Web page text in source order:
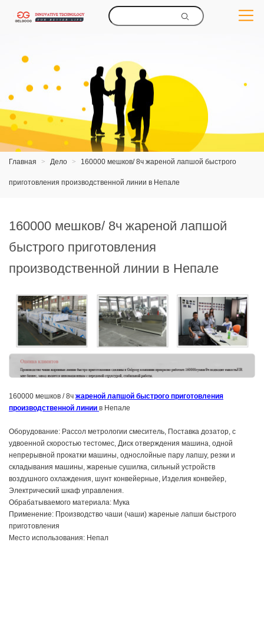
Главная > Дело > 160000 мешков/ 8ч жареной лапшой быстрого
приготовления производственной линии в Непале
160000 мешков/ 8ч жареной лапшой
быстрого приготовления
производственной линии в Непале
160000 мешков / 8ч жареной лапшой быстрого приготовления
производственной линии в Непале
Оборудование: Рассол метрологии смеситель, Поставка дозатор, с
удвоенной скоростью тестомес, Диск отверждения машина, одной
непрерывной прокатки машины, однослойные пару лапшу, резки и
складывания машины, жареные сушилка, сильный устройств
воздушного охлаждения, шунт конвейерные, Изделия конвейер,
Электрический шкаф управления.
Обрабатываемого материала: Мука
Применение: Производство чаши (чаши) жареные лапши быстрого
приготовления
Место использования: Непал